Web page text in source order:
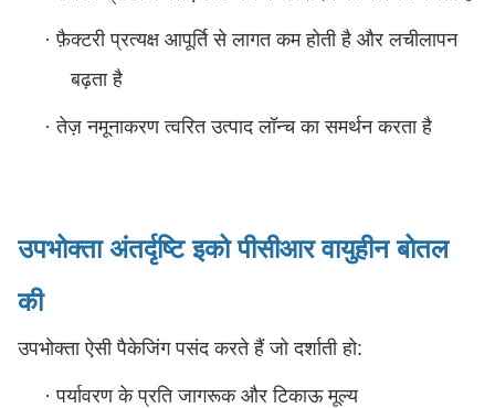
· फ़ैक्टरी प्रत्यक्ष आपूर्ति से लागत कम होती है और लचीलापन
बढ़ता है
· तेज़ नमूनाकरण त्वरित उत्पाद लॉन्च का समर्थन करता है
उपभोक्ता अंतर्दृष्टि इको पीसीआर वायुहीन बोतल
की
उपभोक्ता ऐसी पैकेजिंग पसंद करते हैं जो दर्शाती हो:
· पर्यावरण के प्रति जागरूक और टिकाऊ मूल्य